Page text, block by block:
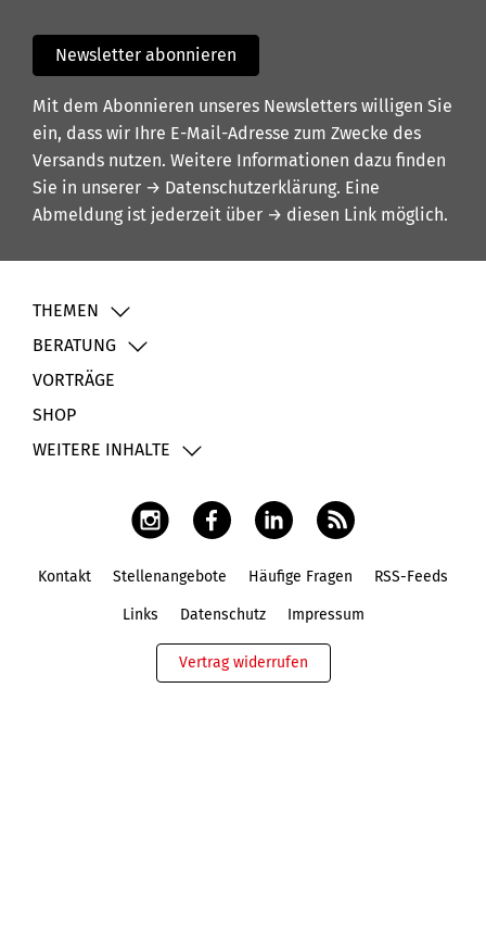
Newsletter abonnieren
Mit dem Abonnieren unseres Newsletters willigen Sie
ein, dass wir Ihre E-Mail-Adresse zum Zwecke des
Versands nutzen. Weitere Informationen dazu finden
Sie in unserer → Datenschutzerklärung. Eine
Abmeldung ist jederzeit über → diesen Link möglich.
THEMEN
BERATUNG
VORTRÄGE
SHOP
WEITERE INHALTE
Kontakt Stellenangebote Häufige Fragen RSS-Feeds
Links Datenschutz Impressum
Vertrag widerrufen